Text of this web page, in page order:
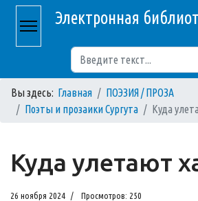
Электронная
Вы здесь: Главная
ПОЭЗИЯ / ПРОЗА
Поэты и прозаики Сургута
Куда
Куда улетают
26 ноября 2024 Просмотров: 250